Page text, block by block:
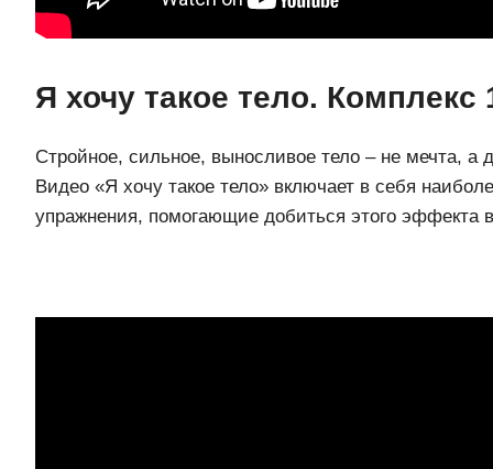
Я хочу такое тело. Комплекс
Стройное, сильное, выносливое тело – не мечта, а
Видео «Я хочу такое тело» включает в себя
упражнения, помогающие добиться этого эффекта